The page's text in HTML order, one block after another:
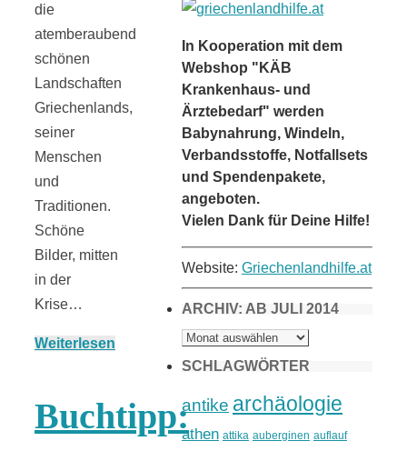
die
atemberaubend
schönen
Landschaften
Griechenlands,
seiner
Menschen
und
Traditionen.
Schöne
Bilder, mitten
in der
Krise…
Weiterlesen
Buchtipp:
In Kooperation mit dem
Webshop "KÄB
Krankenhaus- und
Ärztebedarf" werden
Babynahrung, Windeln,
Verbandsstoffe, Notfallsets
und Spendenpakete,
angeboten.
Vielen Dank für Deine Hilfe!
Website: Griechenlandhilfe.at
ARCHIV: AB JULI 2014
ARCHIV:
AB
2014
SCHLAGWÖRTER
antike archäologie
athen attika auberginen auflauf